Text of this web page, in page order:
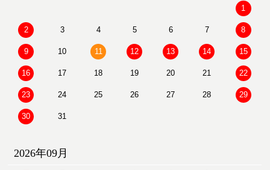
1
2 3 4 5 6 7 8
9 10 11 12 13 14 15
16 17 18 19 20 21 22
23 24 25 26 27 28 29
30 31
2026年09月